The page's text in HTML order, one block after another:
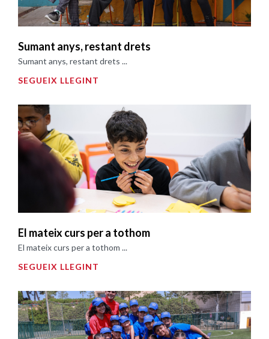
Sumant anys, restant drets
Sumant anys, restant drets ...
SEGUEIX LLEGINT
El mateix curs per a tothom
El mateix curs per a tothom ...
SEGUEIX LLEGINT